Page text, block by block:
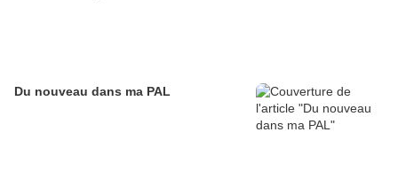
Du nouveau dans ma PAL